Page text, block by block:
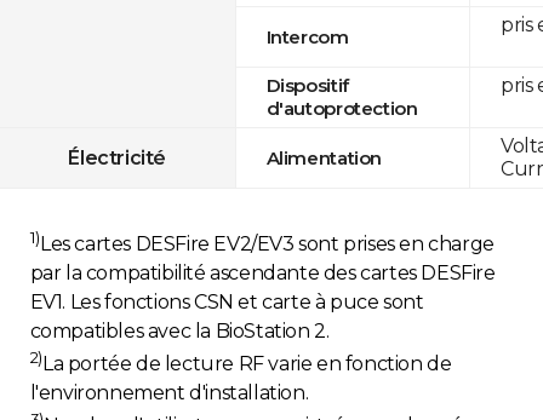
Intercom
Dispositif
d'autoprotection
Électricité Alimentation
pris
pris
1)Les cartes DESFire EV2/EV3 sont prises en charge
par la compatibilité ascendante des cartes DESFire
EV1. Les fonctions CSN et carte à puce sont
compatibles avec la BioStation 2.
2) La portée de lecture RF varie en fonction de
l'environnement d'installation.